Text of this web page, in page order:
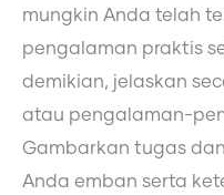
mungkin Anda telah
pengalaman praktis
demikian, jelaskan
atau pengalaman-
Gambarkan tugas
Anda emban serta